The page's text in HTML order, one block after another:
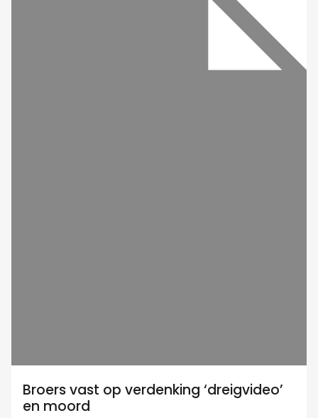
Broers vast op verdenking ‘dreigvideo’
en moord